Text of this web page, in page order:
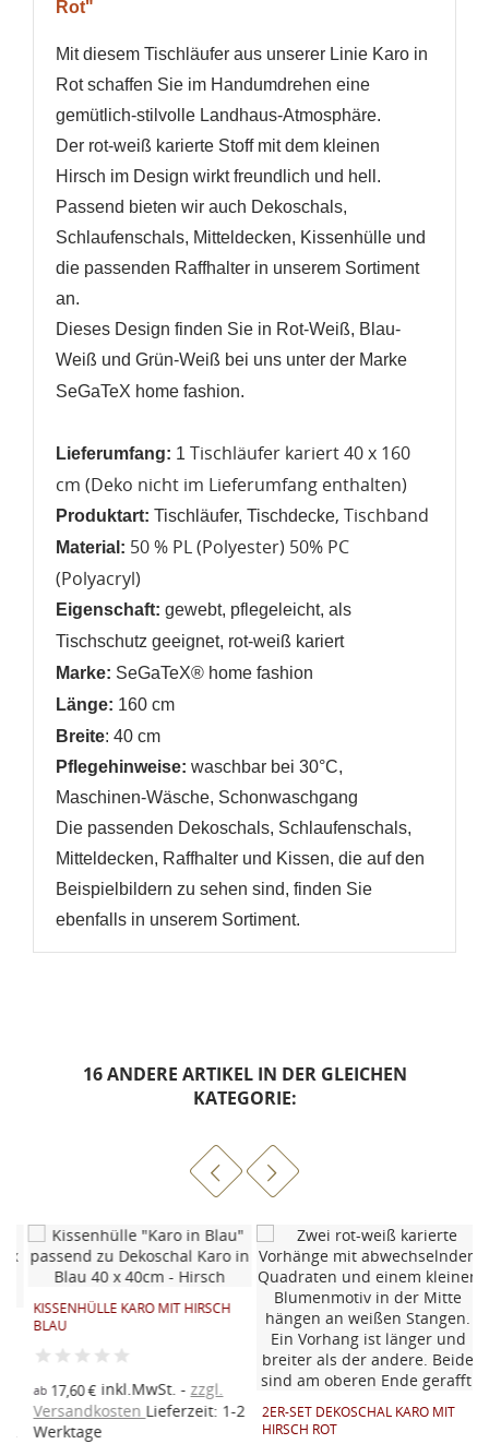
Rot"
Mit diesem Tischläufer aus unserer Linie Karo in
Rot schaffen Sie im Handumdrehen eine
gemütlich-stilvolle Landhaus-Atmosphäre.
Der rot-weiß karierte Stoff mit dem kleinen
Hirsch im Design wirkt freundlich und hell.
Passend bieten wir auch Dekoschals,
Schlaufenschals, Mitteldecken, Kissenhülle und
die passenden Raffhalter in unserem Sortiment
an.
Dieses Design finden Sie in Rot-Weiß, Blau-
Weiß und Grün-Weiß bei uns unter der Marke
SeGaTeX home fashion.
Lieferumfang: 1 Tischläufer kariert 40 x 160
cm (Deko nicht im Lieferumfang enthalten)
Produktart: Tischläufer, Tischdecke, Tischband
Material: 50 % PL (Polyester) 50% PC
(Polyacryl)
Eigenschaft: gewebt, pflegeleicht, als
Tischschutz geeignet, rot-weiß kariert
Marke: SeGaTeX® home fashion
Länge: 160 cm
Breite: 40 cm
Pflegehinweise: waschbar bei 30°C,
Maschinen-Wäsche, Schonwaschgang
Die passenden Dekoschals, Schlaufenschals,
Mitteldecken, Raffhalter und Kissen, die auf den
Beispielbildern zu sehen sind, finden Sie
ebenfalls in unserem Sortiment.
16 ANDERE ARTIKEL IN DER GLEICHEN
KATEGORIE:
KISSENHÜLLE KARO MIT HIRSCH
BLAU
ab17,60 €inkl.MwSt. zzgl.
VersandkostenLieferzeit: 1-2
Werktage
2ER-SET DEKOSCHAL KARO MIT
HIRSCH ROT
AUF MEINE WUNSCHLISTE
add_circle_outline Neue Liste anlegen
WUNSCHLISTE ERSTELLEN
Name der Wunschliste
Wunschliste
ANMELDEN
Sie müssen angemeldet sein, um Artikel Ihrer
Anmelden